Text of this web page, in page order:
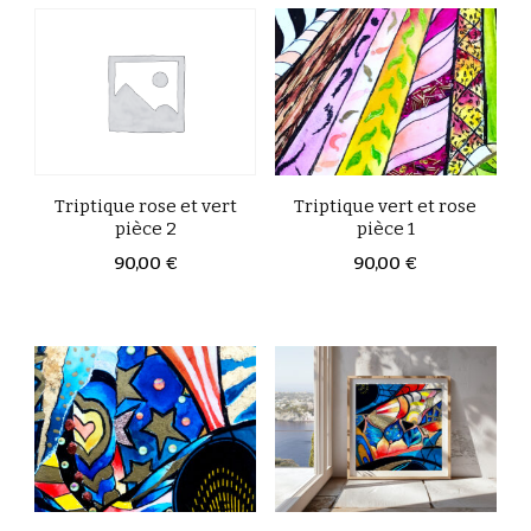
Triptique rose et vert
pièce 2
90,00 €
Triptique vert et rose
pièce 1
90,00 €